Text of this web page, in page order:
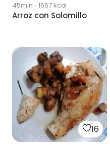
45min · 1557kcal
Arroz con Solomillo
16